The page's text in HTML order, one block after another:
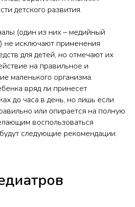
детского развития.
(один из них – медийный
не исключают применения
для детей, но отмечают их
на правильное и
маленького организма.
вряд ли принесет
до часа в день, но лишь если
или опирается на полную
воспользоваться
следующие рекомендации.